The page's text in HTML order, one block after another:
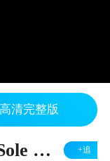
清完整版
Simona & Federico - O Sole Mio +追